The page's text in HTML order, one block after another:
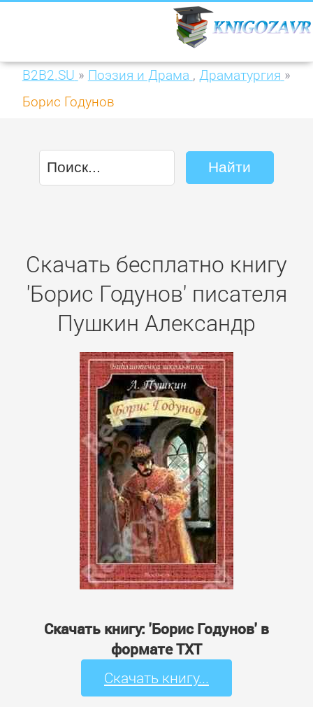
B2B2.SU » Поэзия и Драма , Драматургия »
Борис Годунов
Скачать бесплатно книгу
'Борис Годунов' писателя
Пушкин Александр
Скачать книгу: 'Борис Годунов' в
формате TXT
Скачать книгу...